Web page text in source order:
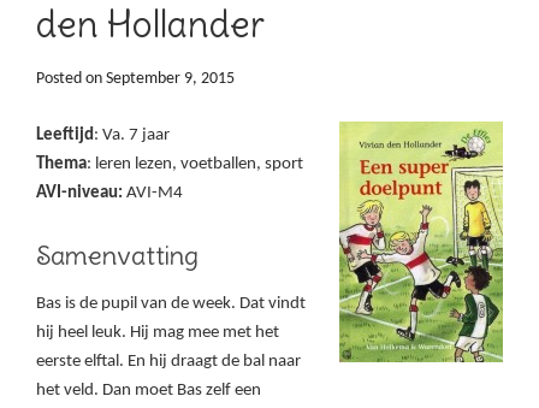
den Hollander
Posted on September 9, 2015
Leeftijd: Va. 7 jaar
Thema: leren lezen, voetballen, sport
AVI-niveau: AVI-M4
Samenvatting
Bas is de pupil van de week. Dat vindt
hij heel leuk. Hij mag mee met het
eerste elftal. En hij draagt de bal naar
het veld. Dan moet Bas zelf een